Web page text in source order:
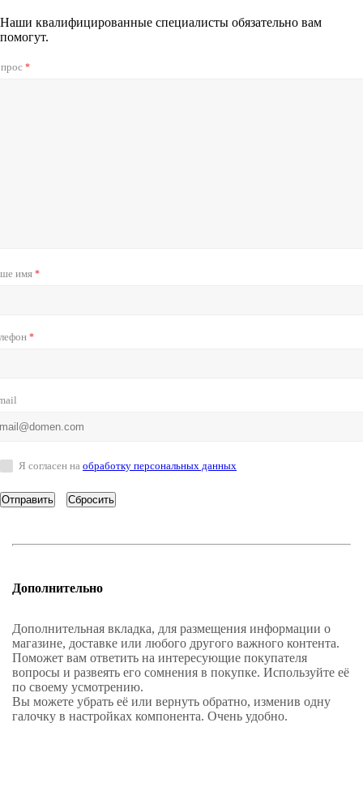
Наши квалифицированные специалисты обязательно вам
помогут.
*
имя *
*
Я согласен на обработку персональных данных
Сбросить
Дополнительно
Дополнительная вкладка, для размещения информации о
магазине, доставке или любого другого важного контента.
Поможет вам ответить на интересующие покупателя
вопросы и развеять его сомнения в покупке. Используйте её
по своему усмотрению.
Вы можете убрать её или вернуть обратно, изменив одну
галочку в настройках компонента. Очень удобно.